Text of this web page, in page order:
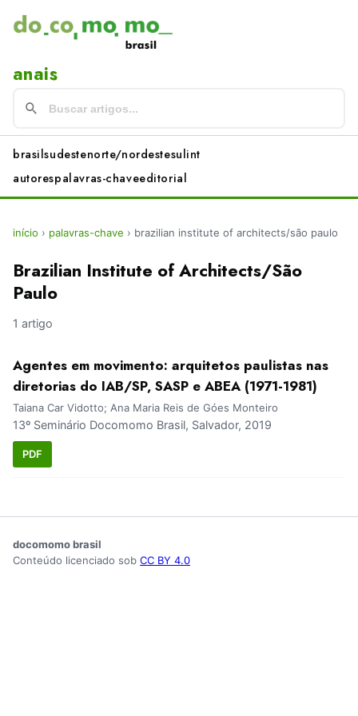
anais
brasilsudestenorte/nordestesulint
autorespalavras-chaveeditorial
início › palavras-chave › brazilian institute of architects/são paulo
Brazilian Institute of Architects/São
Paulo
1 artigo
Agentes em movimento: arquitetos paulistas nas
diretorias do IAB/SP, SASP e ABEA (1971-1981)
Taiana Car Vidotto; Ana Maria Reis de Góes Monteiro
13º Seminário Docomomo Brasil, Salvador, 2019
PDF
docomomo brasil
Conteúdo licenciado sob CC BY 4.0